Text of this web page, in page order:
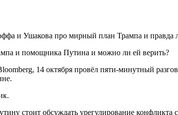
и помощника Путина и можно ли ей верить?
14 октября провёл пяти-минутный
стоит обсуждать урегулирование конфликта